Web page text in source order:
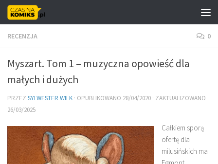
Skip to content
RECENZJA 0
Myszart. Tom 1 – muzyczna opowieść dla
małych i dużych
PRZEZ SYLWESTER WILK · OPUBLIKOWANO 28/04/2020 · ZAKTUALIZOWANO
26/03/2025
Całkiem sporą
ofertę dla
milusińskich ma